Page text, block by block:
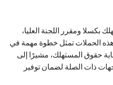
بكسلا ومقرر اللجنة العليا،
هذه الحملات تمثل خطوة مهمة في
حقوق المستهلك، مشيرًا إلى
ذات الصلة لضمان توفير